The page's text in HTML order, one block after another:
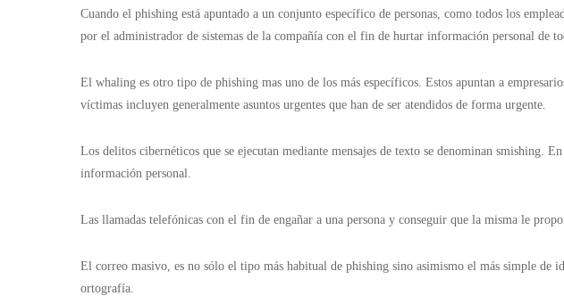
Cuando el phishing está apuntado a un conjunto específico de personas, como todos los
por el administrador de sistemas de la compañía con el fin de hurtar información personal de
El whaling es otro tipo de phishing mas uno de los más específicos. Estos apuntan a
víctimas incluyen generalmente asuntos urgentes que han de ser atendidos de forma urgente.
Los delitos cibernéticos que se ejecutan mediante mensajes de texto se denominan smishing.
información personal.
Las llamadas telefónicas con el fin de engañar a una persona y conseguir que la misma le
El correo masivo, es no sólo el tipo más habitual de phishing sino asimismo el más simple de
ortografía.